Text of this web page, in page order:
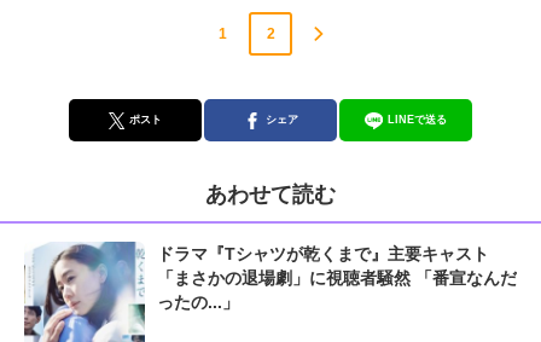
1 2
ポスト シェア LINEで送る
あわせて読む
ドラマ『Tシャツが乾くまで』主要キャスト
「まさかの退場劇」に視聴者騒然 「番宣なんだ
ったの...」